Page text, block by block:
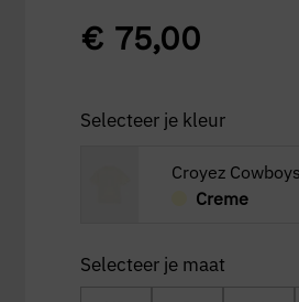
€75,00
Selecteer je kleur
Croyez
Creme